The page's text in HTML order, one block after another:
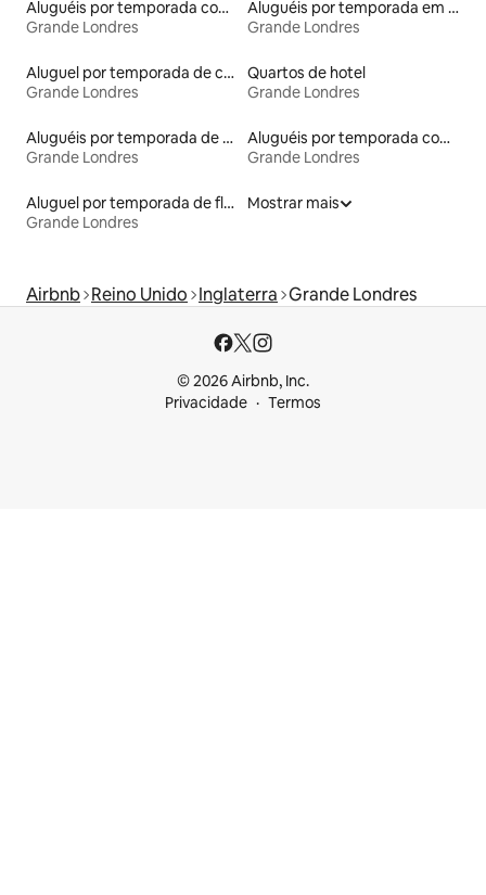
Aluguéis por temporada com suítes privativas
Grande Londres
Aluguéis por temporada em hotéis-fazenda
Grande Londres
Aluguel por temporada de casas de hóspedes
Grande Londres
Quartos de hotel
Grande Londres
Aluguéis por temporada de acomodações de luxo
Grande Londres
Aluguéis por temporada com banheira de hidromassagem
Grande Londres
Aluguel por temporada de flats
Grande Londres
Mostrar mais
Airbnb Reino Unido Inglaterra Grande Londres
© 2026 Airbnb, Inc.
Privacidade
Termos